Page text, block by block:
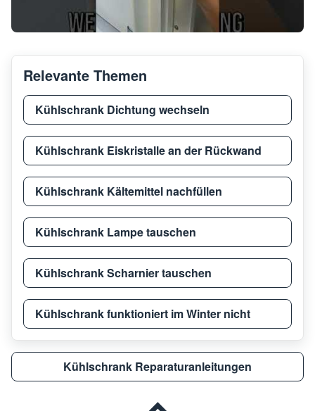
Relevante Themen
Kühlschrank Dichtung wechseln
Kühlschrank Eiskristalle an der Rückwand
Kühlschrank Kältemittel nachfüllen
Kühlschrank Lampe tauschen
Kühlschrank Scharnier tauschen
Kühlschrank funktioniert im Winter nicht
Kühlschrank Reparaturanleitungen